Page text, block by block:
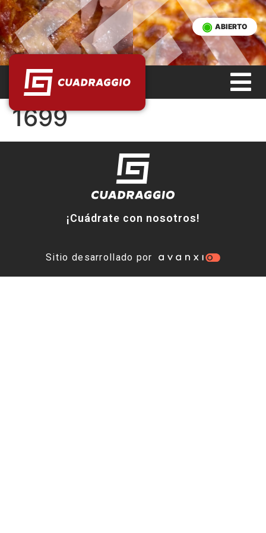
ABIERTO
1699
¡Cuádrate con nosotros!
Sitio desarrollado por